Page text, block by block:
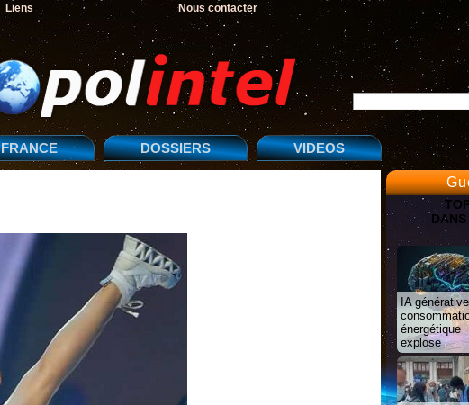
Liens Nous contacter
FRANCE DOSSIERS VIDEOS
IA
énergétique
explose